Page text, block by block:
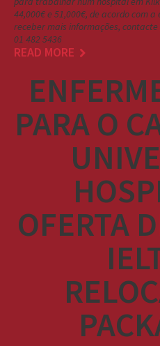
44,000€ e 51,000€, de acordo com
receber mais informações,
01 482 5436
READ MORE
PARA O
OFERTA